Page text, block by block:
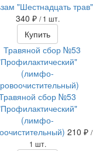
"Шестнадцать трав"
340 ₽ / 1 шт.
Купить
сбор №53
(лимфо-
210 ₽ /
1 шт.